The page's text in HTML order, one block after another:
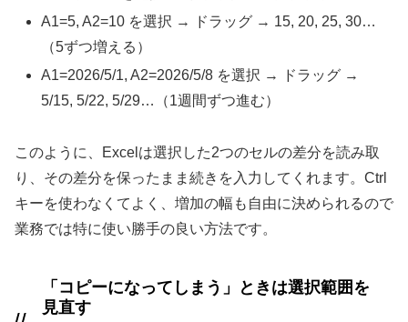
A1=5, A2=10 を選択 → ドラッグ → 15, 20, 25, 30…
（5ずつ増える）
A1=2026/5/1, A2=2026/5/8 を選択 → ドラッグ →
5/15, 5/22, 5/29…（1週間ずつ進む）
このように、Excelは選択した2つのセルの差分を読み取
り、その差分を保ったまま続きを入力してくれます。Ctrl
キーを使わなくてよく、増加の幅も自由に決められるので
業務では特に使い勝手の良い方法です。
「コピーになってしまう」ときは選択範囲を
見直す